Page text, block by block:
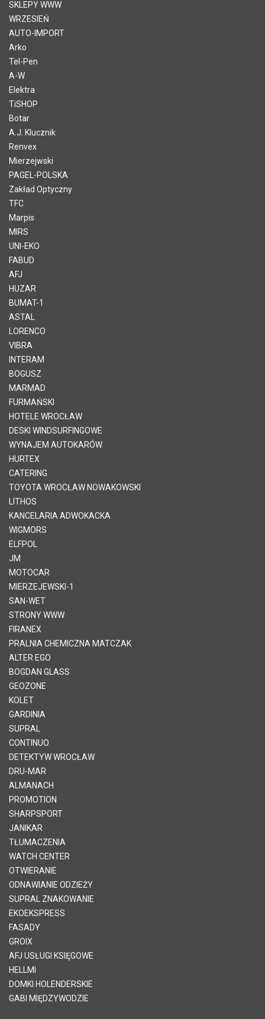
SKLEPY WWW
WRZESIEŃ
AUTO-IMPORT
Arko
Tel-Pen
A-W
Elektra
TiSHOP
Botar
A.J. Klucznik
Renvex
Mierzejwski
PAGEL-POLSKA
Zakład Optyczny
TFC
Marpis
MIRS
UNI-EKO
FABUD
AFJ
HUZAR
BUMAT-1
ASTAL
LORENCO
VIBRA
INTERAM
BOGUSZ
MARMAD
FURMAŃSKI
HOTELE WROCŁAW
DESKI WINDSURFINGOWE
WYNAJEM AUTOKARÓW
HURTEX
CATERING
TOYOTA WROCŁAW NOWAKOWSKI
LITHOS
KANCELARIA ADWOKACKA
WIGMORS
ELFPOL
JM
MOTOCAR
MIERZEJEWSKI-1
SAN-WET
STRONY WWW
FIRANEX
PRALNIA CHEMICZNA MATCZAK
ALTER EGO
BOGDAN GLASS
GEOZONE
KOLET
GARDINIA
SUPRAL
CONTINUO
DETEKTYW WROCŁAW
DRU-MAR
ALMANACH
PROMOTION
SHARPSPORT
JANIKAR
TŁUMACZENIA
WATCH CENTER
OTWIERANIE
ODNAWIANIE ODZIEŻY
SUPRAL ZNAKOWANIE
EKOEKSPRESS
FASADY
GROIX
AFJ USŁUGI KSIĘGOWE
HELLMI
DOMKI HOLENDERSKIE
GABI MIĘDZYWODZIE